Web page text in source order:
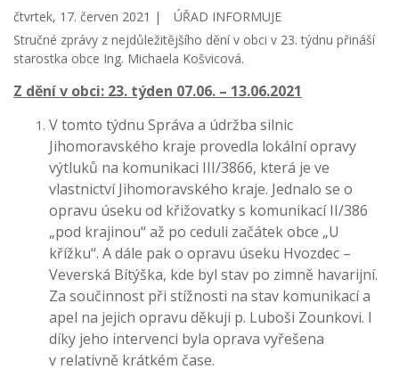
čtvrtek, 17. červen 2021 |
ÚŘAD INFORMUJE
Stručné zprávy z nejdůležitějšího dění v obci v 23. týdnu přináší
starostka obce Ing. Michaela Košvicová.
Z dění v obci: 23. týden 07.06. – 13.06.2021
V tomto týdnu Správa a údržba silnic
Jihomoravského kraje provedla lokální opravy
výtluků na komunikaci III/3866, která je ve
vlastnictví Jihomoravského kraje. Jednalo se o
opravu úseku od křižovatky s komunikací II/386
„pod krajinou“ až po ceduli začátek obce „U
křížku“. A dále pak o opravu úseku Hvozdec –
Veverská Bítýška, kde byl stav po zimně havarijní.
Za součinnost při stížnosti na stav komunikací a
apel na jejich opravu děkuji p. Luboši Zounkovi. I
díky jeho intervenci byla oprava vyřešena
v relativně krátkém čase.